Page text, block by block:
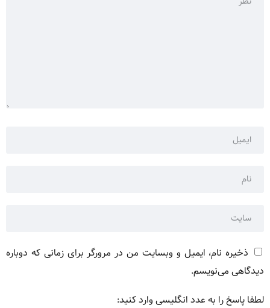
ذخیره نام، ایمیل و وبسایت من در مرورگر برای زمانی که دوباره
دیدگاهی می‌نویسم.
لطفا پاسخ را به عدد انگلیسی وارد کنید: